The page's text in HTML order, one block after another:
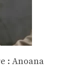
: Anoana